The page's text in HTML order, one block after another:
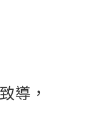
導，